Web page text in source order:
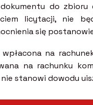
dokumentu do
licytacji, nie
się
wpłacona na
na rachunku
stanowi dowodu